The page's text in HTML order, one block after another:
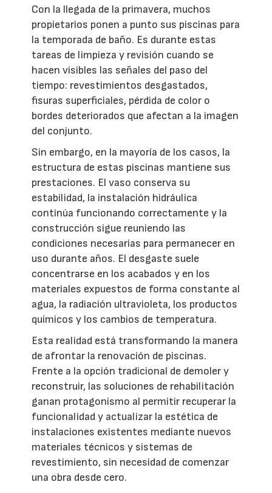
Con la llegada de la primavera, muchos
propietarios ponen a punto sus piscinas para
la temporada de baño. Es durante estas
tareas de limpieza y revisión cuando se
hacen visibles las señales del paso del
tiempo: revestimientos desgastados,
fisuras superficiales, pérdida de color o
bordes deteriorados que afectan a la imagen
del conjunto.
Sin embargo, en la mayoría de los casos, la
estructura de estas piscinas mantiene sus
prestaciones. El vaso conserva su
estabilidad, la instalación hidráulica
continúa funcionando correctamente y la
construcción sigue reuniendo las
condiciones necesarias para permanecer en
uso durante años. El desgaste suele
concentrarse en los acabados y en los
materiales expuestos de forma constante al
agua, la radiación ultravioleta, los productos
químicos y los cambios de temperatura.
Esta realidad está transformando la manera
de afrontar la renovación de piscinas.
Frente a la opción tradicional de demoler y
reconstruir, las soluciones de rehabilitación
ganan protagonismo al permitir recuperar la
funcionalidad y actualizar la estética de
instalaciones existentes mediante nuevos
materiales técnicos y sistemas de
revestimiento, sin necesidad de comenzar
una obra desde cero.